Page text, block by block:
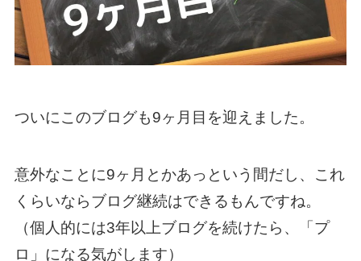
ついにこのブログも9ヶ月目を迎えました。
意外なことに9ヶ月とかあっという間だし、これ
くらいならブログ継続はできるもんですね。
（個人的には3年以上ブログを続けたら、「プ
ロ」になる気がします）